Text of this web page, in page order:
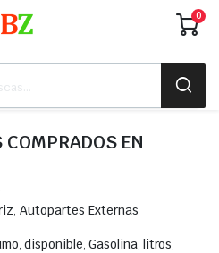
0
EN
,Autopartes Externas
, disponible, Gasolina, litros,